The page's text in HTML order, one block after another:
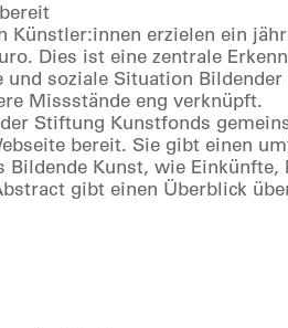
Künstler:innen erzielen ein
Dies ist eine zentrale
soziale Situation Bildender
Missstände eng verknüpft.
Stiftung Kunstfonds
bereit. Sie gibt einen
Bildende Kunst, wie
gibt einen Überblick